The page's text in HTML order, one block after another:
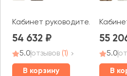
Кабинет руководителя Борн
54 632
5.0отзывов (1)
В корзину
55
5.0
В